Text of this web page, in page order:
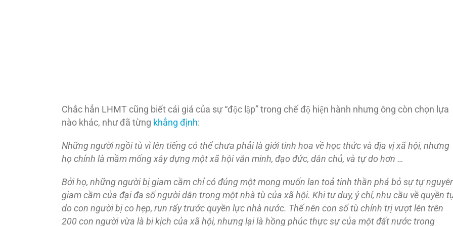
Chắc hẳn LHMT cũng biết cái giá của sự “độc lập” trong chế độ hiện hành nhưng ông còn chọn lựa
nào khác, như đã từng khẳng định:
Những người ngồi tù vì lên tiếng có thể chưa phải là giới tinh hoa về học thức và địa vị xã hội, nhưng
họ chính là mầm mống xây dựng một xã hội văn minh, đạo đức, dân chủ, và tự do hơn …
Bởi họ, những người bị giam cầm chỉ có đúng một mong muốn lan toả tinh thần phá bỏ sự tự
giam cầm của đại đa số người dân trong một nhà tù của xã hội. Khi tư duy, ý chí, nhu cầu về quyền
do con người bị co hẹp, run rẩy trước quyền lực nhà nước. Thế nên con số tù chính trị vượt lên trên
200 con người vừa là bi kịch của xã hội, nhưng lại là hồng phúc thực sự của một đất nước trong